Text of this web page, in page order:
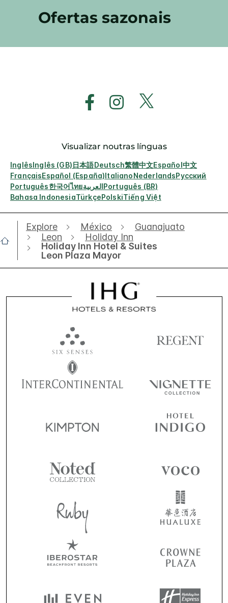
Ofertas sazonais
Visualizar noutras línguas
InglêsInglês (GB)日本語Deutsch繁體中文Español中文
FrançaisEspañol (España)ItalianoNederlandsРусский
Português한국어ไทยالعربيةPortuguês (BR)
Bahasa IndonesiaTürkçePolskiTiếng Việt
Explore México
Guanajuato
Leon
Holiday Inn
Holiday Inn Hotel & Suites
Leon Plaza Mayor